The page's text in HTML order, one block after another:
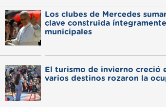
Los clubes de Mercedes
clave construida
municipales
El turismo de invierno creció
varios destinos rozaron la